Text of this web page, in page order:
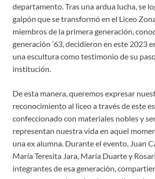
departamento. Tras una ardua lucha, se
galpón que se transformó en el Liceo
miembros de la primera generación,
generación ’63, decidieron en este 2023
una escultura como testimonio de su
institución.
De esta manera, queremos expresar
reconocimiento al liceo a través de este
confeccionado con materiales nobles y
representan nuestra vida en aquel
una ex alumna. Durante el evento, Juan
María Teresita Jara, María Duarte y
integrantes de esa generación,